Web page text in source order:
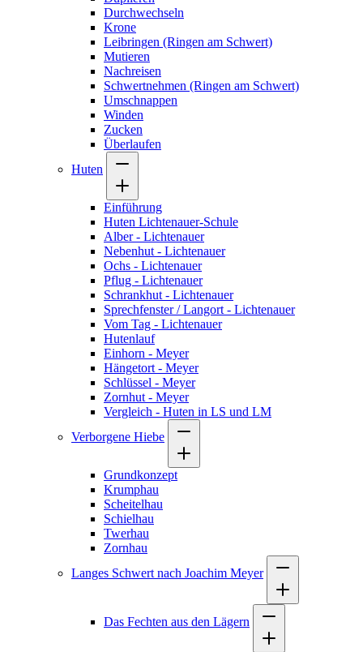
Durchwechseln
Krone
Leibringen (Ringen am Schwert)
Mutieren
Nachreisen
Schwertnehmen (Ringen am Schwert)
Umschnappen
Winden
Zucken
Überlaufen
Huten
Einführung
Huten Lichtenauer-Schule
Alber - Lichtenauer
Nebenhut - Lichtenauer
Ochs - Lichtenauer
Pflug - Lichtenauer
Schrankhut - Lichtenauer
Sprechfenster / Langort - Lichtenauer
Vom Tag - Lichtenauer
Hutenlauf
Einhorn - Meyer
Hängetort - Meyer
Schlüssel - Meyer
Zornhut - Meyer
Vergleich - Huten in LS und LM
Verborgene Hiebe
Grundkonzept
Krumphau
Scheitelhau
Schielhau
Twerhau
Zornhau
Langes Schwert nach Joachim Meyer
Das Fechten aus den Lägern